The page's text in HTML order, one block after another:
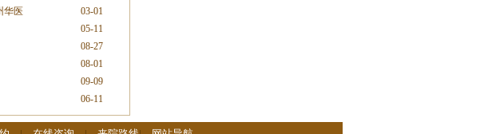
03-01
华医
05-11
08-27
08-01
09-09
06-11